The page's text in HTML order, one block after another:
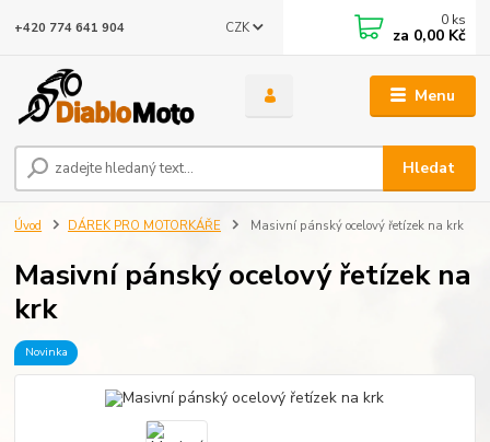
Menu
CZK
Hledat
+420 774 641 904 0 ks
za 0,00 Kč
Úvod DÁREK PRO MOTORKÁŘE Masivní pánský ocelový řetízek na krk
Masivní pánský ocelový řetízek na
krk
Novinka